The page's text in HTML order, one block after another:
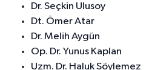
Dr. Seçkin Ulusoy
Dt. Ömer Atar
Dr. Melih Aygün
Op. Dr. Yunus Kaplan
Uzm. Dr. Haluk Söylemez